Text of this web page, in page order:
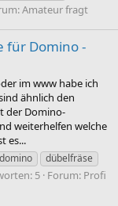
Amateur fragt
für Domino -
im www habe ich
ähnlich den
der Domino-
weiterhelfen welche
es...
domino
dübelfräse
5 Forum: Profi